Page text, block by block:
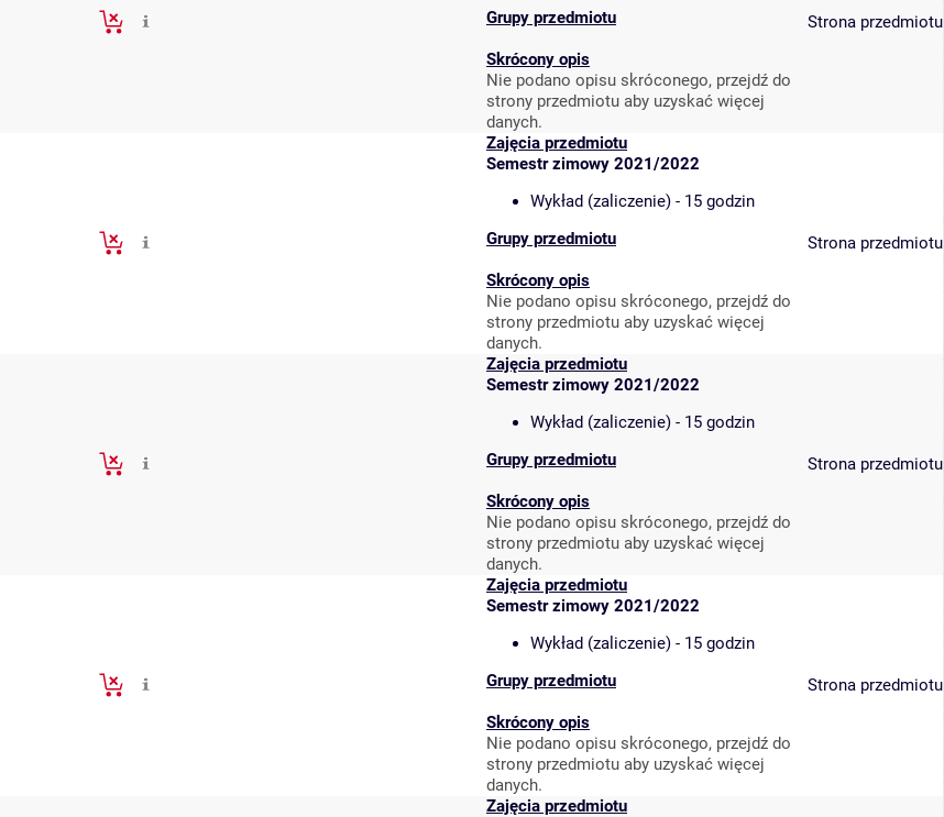
Grupy przedmiotu
Skrócony opis
Nie podano opisu skróconego, przejdź do
strony przedmiotu aby uzyskać więcej
danych.
Strona przedmiotu
Zajęcia przedmiotu
Semestr zimowy 2021/2022
Wykład (zaliczenie) - 15 godzin
Grupy przedmiotu
Skrócony opis
Nie podano opisu skróconego, przejdź do
strony przedmiotu aby uzyskać więcej
danych.
Strona przedmiotu
Zajęcia przedmiotu
Semestr zimowy 2021/2022
Wykład (zaliczenie) - 15 godzin
Grupy przedmiotu
Skrócony opis
Nie podano opisu skróconego, przejdź do
strony przedmiotu aby uzyskać więcej
danych.
Strona przedmiotu
Zajęcia przedmiotu
Semestr zimowy 2021/2022
Wykład (zaliczenie) - 15 godzin
Grupy przedmiotu
Skrócony opis
Nie podano opisu skróconego, przejdź do
strony przedmiotu aby uzyskać więcej
danych.
Strona przedmiotu
Zajęcia przedmiotu